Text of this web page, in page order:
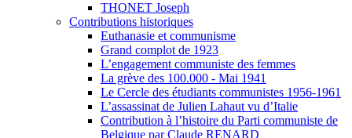
THONET Joseph
Contributions historiques
Euthanasie et communisme
Grand complot de 1923
L’engagement communiste des femmes
La grève des 100.000 - Mai 1941
Le Cercle des étudiants communistes 1956-1961
L’assassinat de Julien Lahaut vu d’Italie
Contribution à l’histoire du Parti communiste de
Belgique par Claude RENARD